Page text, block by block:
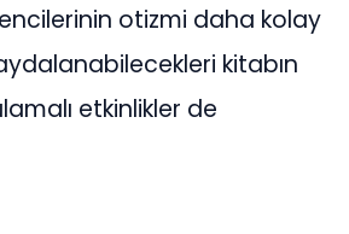
otizmi daha kolay
kitabın
etkinlikler de